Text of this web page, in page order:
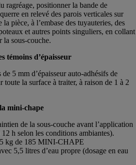
ragréage, positionner la bande de
en relevé des parois verticales sur
pièce, à l’embase des tuyauteries, des
et autres points singuliers, en collant
la sous-couche.
témoins d’épaisseur
5 mm d’épaisseur auto-adhésifs de
toute la surface à traiter, à raison de 1 à 2
mini-chape
de la sous-couche avant l’application
h selon les conditions ambiantes).
kg de 185 MINI-CHAPE
5,5 litres d’eau propre (dosage en eau